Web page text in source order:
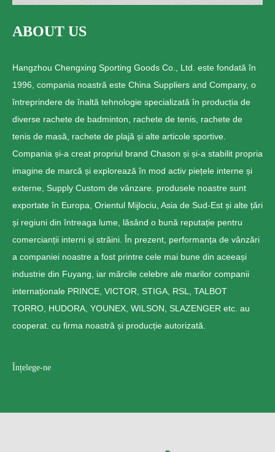
ABOUT US
Hangzhou Chengxing Sporting Goods Co., Ltd. este fondată în
1996, compania noastră este China Suppliers and Company, o
întreprindere de înaltă tehnologie specializată în producția de
diverse rachete de badminton, rachete de tenis, rachete de
tenis de masă, rachete de plajă și alte articole sportive.
Compania și-a creat propriul brand Chason și și-a stabilit propria
imagine de marcă și explorează în mod activ piețele interne și
externe, Supply Custom de vânzare. produsele noastre sunt
exportate în Europa, Orientul Mijlociu, Asia de Sud-Est și alte țări
și regiuni din întreaga lume, lăsând o bună reputație pentru
comercianții interni și străini. În prezent, performanța de vânzări
a companiei noastre a fost printre cele mai bune din aceeași
industrie din Fuyang, iar mărcile celebre ale marilor companii
internaționale PRINCE, VICTOR, STIGA, RSL, TALBOT
TORRO, HUDORA, YOUNEX, WILSON, SLAZENGER etc. au
cooperat. cu firma noastră și producție autorizată.
Înțelege-ne